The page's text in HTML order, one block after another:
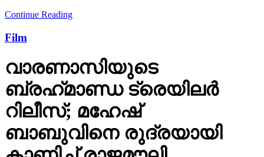
Continue Reading
Film
വാരണാസിയുടെ
ബ്രഹ്‌മാണ്ഡ ട്രെയിലര്‍
റിലീസ്; മഹേഷ്
ബാബുവിനെ രുദ്രയായി